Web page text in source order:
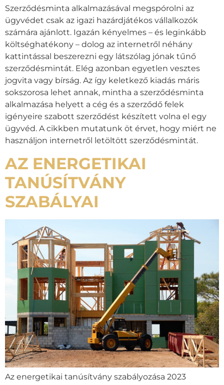
Szerződésminta alkalmazásával megspórolni az
ügyvédet csak az igazi hazárdjátékos vállalkozók
számára ajánlott. Igazán kényelmes – és leginkább
költséghatékony – dolog az internetről néhány
kattintással beszerezni egy látszólag jónak tűnő
szerződésmintát. Elég azonban egyetlen vesztes
jogvita vagy bírság. Az így keletkező kiadás máris
sokszorosa lehet annak, mintha a szerződésminta
alkalmazása helyett a cég és a szerződő felek
igényeire szabott szerződést készített volna el egy
ügyvéd. A cikkben mutatunk öt érvet, hogy miért ne
használjon internetről letöltött szerződésmintát.
AZ ENERGETIKAI
TANÚSÍTVÁNY
SZABÁLYAI
Az energetikai tanúsítvány szabályozása 2023